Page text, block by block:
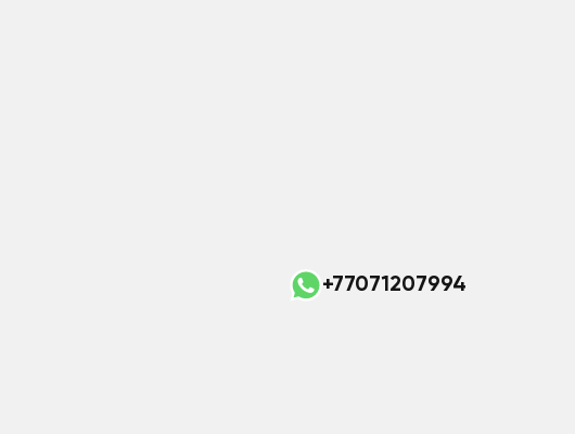
+77071207994